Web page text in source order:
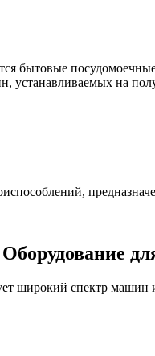
бытовые
устанавливаемых на
широкий спектр машин